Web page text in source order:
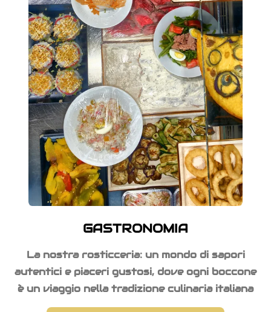
GASTRONOMIA
La nostra rosticceria: un mondo di sapori
autentici e piaceri gustosi, dove ogni boccone
è un viaggio nella tradizione culinaria italiana